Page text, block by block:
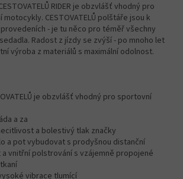
RIDER je obzvlášť vhodný pro
CESTOVATELŮ polštáře jsou k
- je tu něco pro téměř všechny
Radost z jízdy se zvýší - po mnoho let
výroba z materiálů s maximální odolnost.
je obzvlášť vhodný pro sportovní
a za
a bolestivý tlak značky
a pot vybudovat s prodyšnou distanční
a vnitřní polstrování s vzájemně propojené
vibrace tlumící